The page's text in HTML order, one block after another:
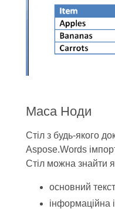
Маса Ноди
Стіл з будь-якого
Aspose.Words
Стіл можна знайти
основний текст
інформаційна